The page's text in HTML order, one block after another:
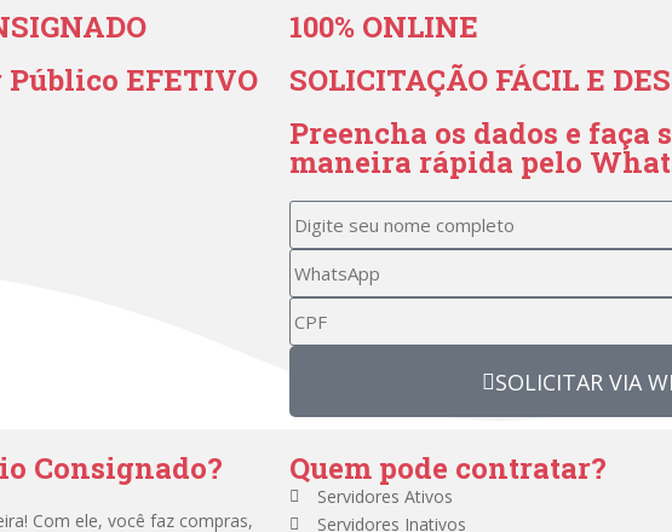
EFETIVO
100% ONLINE
SOLICITAÇÃO FÁCIL E
Preencha os dados e faça
maneira rápida pelo
SOLICITAR VIA
Consignado?
Com ele, você faz compras,
Quem pode contratar?
Servidores Ativos
Servidores Inativos